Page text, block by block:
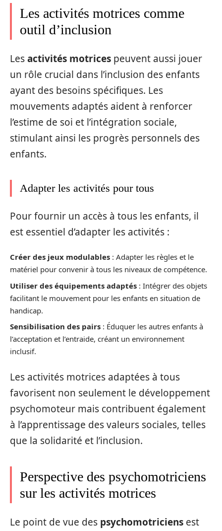
Les activités motrices comme
outil d’inclusion
Lesactivités motrices peuvent aussi jouer
un rôle crucial dans l’inclusion des enfants
ayant des besoins spécifiques. Les
mouvements adaptés aident à renforcer
l’estime de soi et l’intégration sociale,
stimulant ainsi les progrès personnels des
enfants.
Adapter les activités pour tous
Pour fournir un accès à tous les enfants, il
est essentiel d’adapter les activités :
Créer des jeux modulables : Adapter les règles et le
matériel pour convenir à tous les niveaux de compétence.
Utiliser des équipements adaptés : Intégrer des objets
facilitant le mouvement pour les enfants en situation de
handicap.
Sensibilisation des pairs : Éduquer les autres enfants à
l’acceptation et l’entraide, créant un environnement
inclusif.
Les activités motrices adaptées à tous
favorisent non seulement le développement
psychomoteur mais contribuent également
à l’apprentissage des valeurs sociales, telles
que la solidarité et l’inclusion.
Perspective des psychomotriciens
sur les activités motrices
Le point de vue des psychomotriciens est